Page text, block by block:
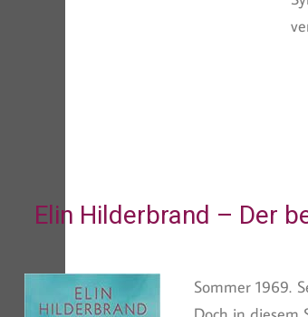
Elin Hilderbrand – Der
Sommer 1969.